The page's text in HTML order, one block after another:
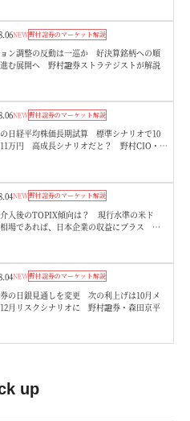
NEW野村證券のマーケット解説
ン調整の反動は一巡か 好決算銘柄への順
む展開へ 野村證券ストラテジストが解説
NEW野村證券のマーケット解説
日経平均株価長期試算 標準シナリオで10
万円 高成長シナリオだと？ 野村CIO・宮
NEW野村證券のマーケット解説
入後のTOPIX傾向は？ 現行水準の米ド
場であれば、日本企業の収益にプラス 野
NEW野村證券のマーケット解説
の日銀見通しを変更 次の利上げは10月メ
月リスクシナリオに 野村證券・森田京平
up